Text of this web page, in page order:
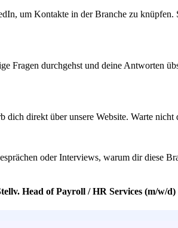
um Kontakte in der Branche zu
Fragen durchgehst und deine Antworten
dich direkt über unsere Website. Warte
oder Interviews, warum dir diese
Head of Payroll / HR Services (m/w/